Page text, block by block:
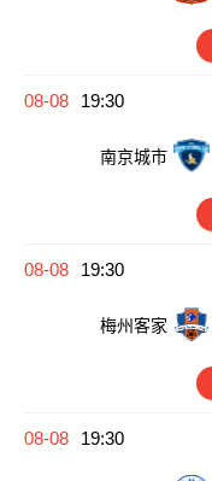
08-08 19:30
南京城市
08-08 19:30
梅州客家
08-08 19:30